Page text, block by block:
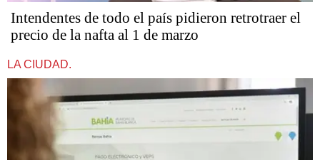
Intendentes de todo el país pidieron retrotraer el
precio de la nafta al 1 de marzo
LA CIUDAD.